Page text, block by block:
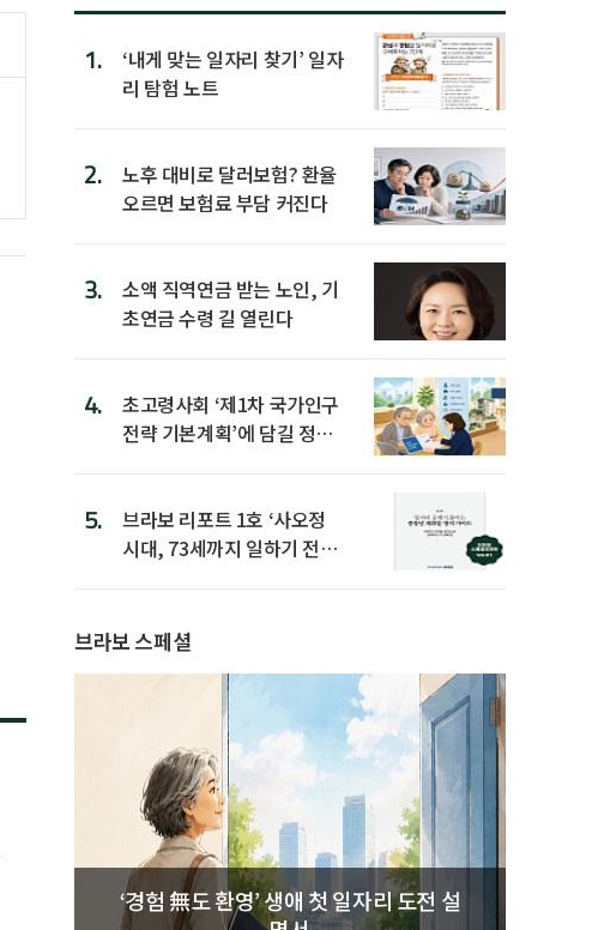
1.
‘내게 맞는 일자리 찾기’ 일자
리 탐험 노트
2.
노후 대비로 달러보험? 환율
오르면 보험료 부담 커진다
3.
소액 직역연금 받는 노인, 기
초연금 수령 길 열린다
4.
초고령사회 ‘제1차 국가인구
전략 기본계획’에 담길 정책
5.
브라보 리포트 1호 ‘사오정
시대, 73세까지 일하기 전략’
브라보 스페셜
‘경험 無도 환영’ 생애 첫 일자리 도전 설